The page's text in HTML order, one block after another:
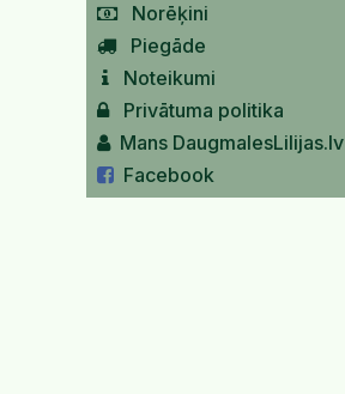
Norēķini
Piegāde
Noteikumi
Privātuma politika
Mans DaugmalesLilijas.lv
Facebook